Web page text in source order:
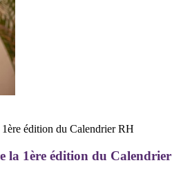
la 1ère édition du Calendrier